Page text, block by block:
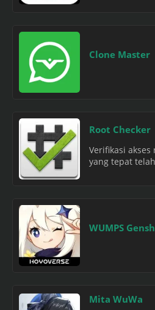
Clone Master
Root Checker
Verifikasi
yang tepat
WUMPS
Mita WuWa